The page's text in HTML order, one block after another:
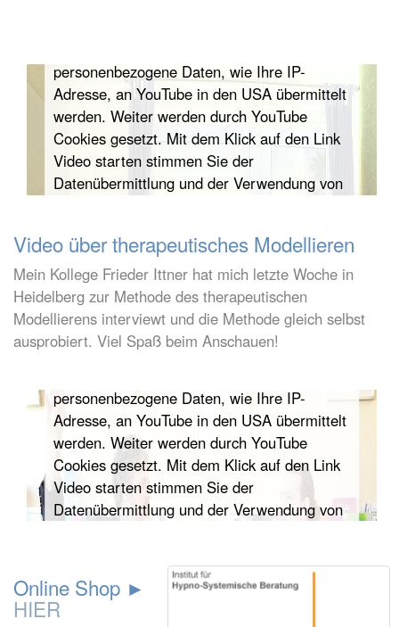
personenbezogene Daten, wie Ihre IP-
Adresse, an YouTube in den USA übermittelt
werden. Weiter werden durch YouTube
Cookies gesetzt. Mit dem Klick auf den Link
Video starten stimmen Sie der
Datenübermittlung und der Verwendung von
Video starten
Video über therapeutisches Modellieren
Mein Kollege Frieder Ittner hat mich letzte Woche in
Heidelberg zur Methode des therapeutischen
Modellierens interviewt und die Methode gleich selbst
ausprobiert. Viel Spaß beim Anschauen!
Zum Aktivieren des Videos bitte auf den Link
klicken. Wir möchten Sie darauf hinweisen,
personenbezogene Daten, wie Ihre IP-
Adresse, an YouTube in den USA übermittelt
werden. Weiter werden durch YouTube
Cookies gesetzt. Mit dem Klick auf den Link
Video starten stimmen Sie der
Datenübermittlung und der Verwendung von
Video starten
Online Shop ►
HIER